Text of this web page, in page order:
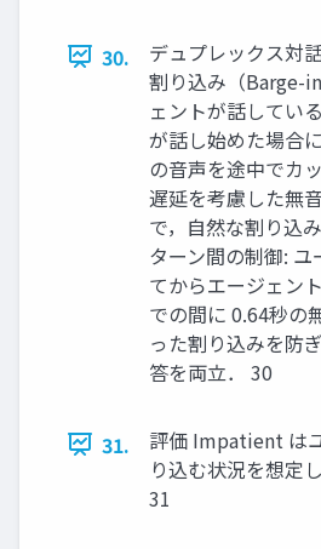
30.
デュプレックス対
割り込み（Barge-
ェントが話してい
が話し始めた場合
の音声を途中でカ
遅延を考慮した無
で，自然な割り込
ターン間の制御:
てからエージェン
での間に 0.64秒の
った割り込みを防
答を両立． 30
31.
評価 Impatient は
り込む状況を想定
31